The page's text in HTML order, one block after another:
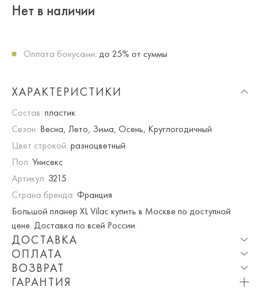
Нет в наличии
Оплата бонусами: до 25% от суммы
ХАРАКТЕРИСТИКИ
Состав: пластик
Сезон: Весна, Лето, Зима, Осень, Круглогодичный
Цвет строкой: разноцветный
Пол: Унисекс
Артикул: 3215
Страна бренда: Франция
Большой планер XL Vilac купить в Москве по доступной
цене. Доставка по всей России.
ДОСТАВКА
Опция частичная доставка и примерка доступна для
Москвы и МО.
ОПЛАТА
При оплате онлайн вы получаете 10% скидку. Любые
купоны и акции суммируются!
ВОЗВРАТ
Мы вернем или обменяем любой приобретенный вами
ГАРАНТИЯ